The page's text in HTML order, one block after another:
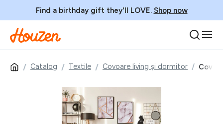
Find a birthday gift they'll LOVE. Shop now
Catalog Textile Covoare living și dormitor